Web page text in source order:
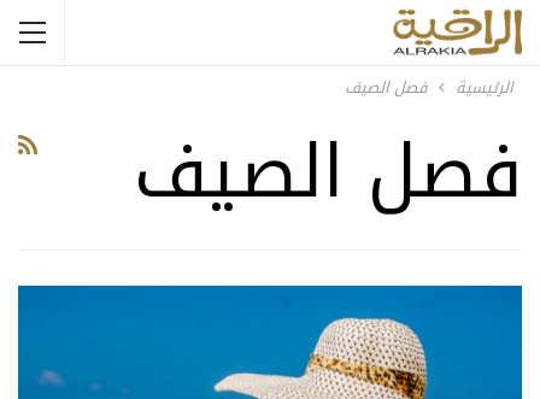
الرئيسية فصل الصيف
فصل الصيف